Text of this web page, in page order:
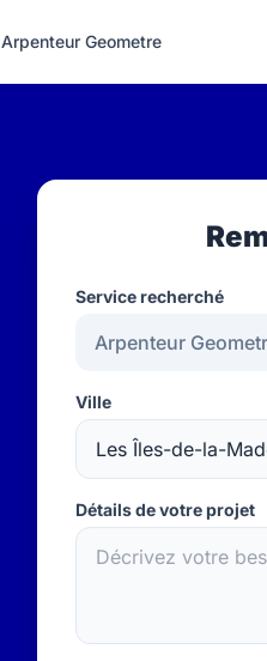
Arpenteur Geometre
Service recherché
Ville
Détails de votre projet